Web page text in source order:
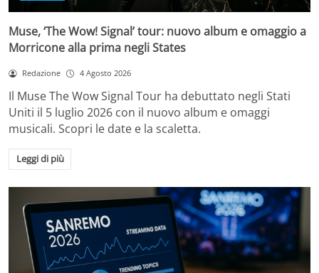
Muse, ‘The Wow! Signal’ tour: nuovo album e omaggio a
Morricone alla prima negli States
Redazione 4 Agosto 2026
Il Muse The Wow Signal Tour ha debuttato negli Stati
Uniti il 5 luglio 2026 con il nuovo album e omaggi
musicali. Scopri le date e la scaletta.
Leggi di più